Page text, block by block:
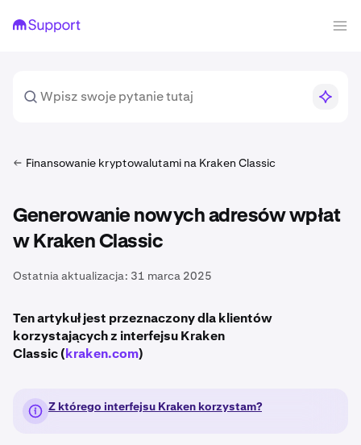
Finansowanie kryptowalutami na Kraken Classic
Generowanie nowych adresów wpłat
w Kraken Classic
Ostatnia aktualizacja: 31 marca 2025
Ten artykuł jest przeznaczony dla klientów
korzystających z interfejsu Kraken
Classic (kraken.com)
Z którego interfejsu Kraken korzystam?